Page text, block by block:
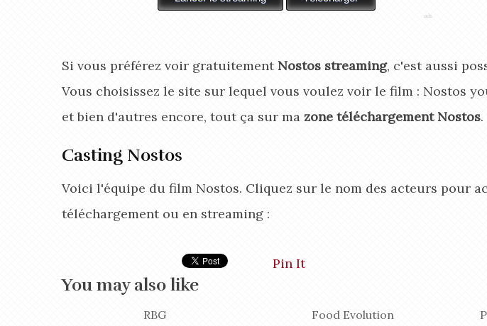
Si vous préférez voir gratuitementNostos streaming, c'est aussi
Vous choisissez le site sur lequel vous voulez voir le film : Nostos
et bien d'autres encore, tout ça sur ma zone téléchargement Nostos.
Casting Nostos
Voici l'équipe du film Nostos. Cliquez sur le nom des acteurs pour
téléchargement ou en streaming :
Pin It
You may also like
RBG Food Evolution